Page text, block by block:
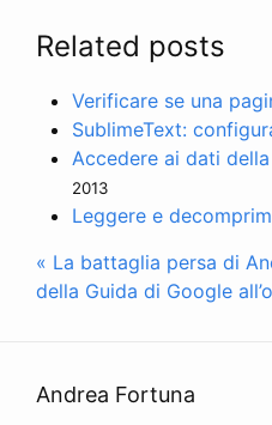
Related posts
Verificare se una
SublimeText:
Accedere ai dati
2013
Leggere e
« La battaglia persa di
della Guida di Google
Andrea Fortuna